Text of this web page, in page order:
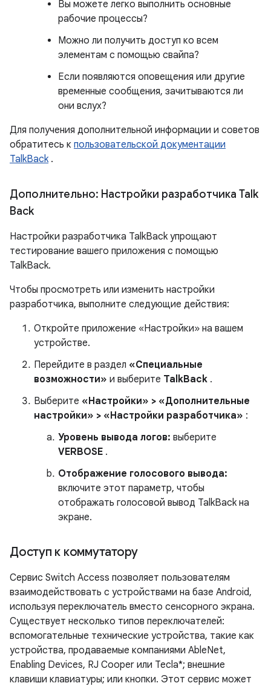
Вы можете легко выполнить основные
рабочие процессы?
Можно ли получить доступ ко всем
элементам с помощью свайпа?
Если появляются оповещения или другие
временные сообщения, зачитываются ли
они вслух?
Для получения дополнительной информации и советов
обратитесь к пользовательской документации
TalkBack.
Дополнительно: Настройки разработчика Talk
Back
Настройки разработчика TalkBack упрощают
тестирование вашего приложения с помощью
TalkBack.
Чтобы просмотреть или изменить настройки
разработчика, выполните следующие действия:
Откройте приложение «Настройки» на вашем
устройстве.
Перейдите в раздел «Специальные
возможности» и выберите TalkBack .
Выберите «Настройки» > «Дополнительные
настройки» > «Настройки разработчика» :
Уровень вывода логов: выберите
VERBOSE .
Отображение голосового вывода:
включите этот параметр, чтобы
отображать голосовой вывод TalkBack на
экране.
Доступ к коммутатору
Сервис Switch Access позволяет пользователям
взаимодействовать с устройствами на базе Android,
используя переключатель вместо сенсорного экрана.
Существует несколько типов переключателей:
вспомогательные технические устройства, такие как
устройства, продаваемые компаниями AbleNet,
Enabling Devices, RJ Cooper или Tecla*; внешние
клавиши клавиатуры; или кнопки. Этот сервис может